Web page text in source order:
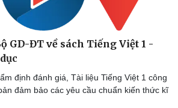
GD-ĐT về sách Tiếng Việt 1 -
định đánh giá, Tài liệu Tiếng Việt 1 công
đảm bảo các yêu cầu chuẩn kiến thức kĩ